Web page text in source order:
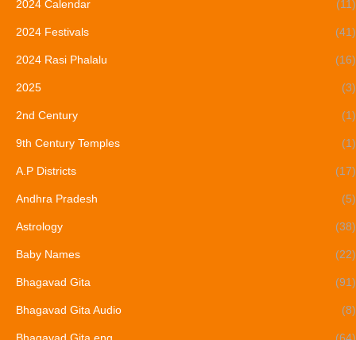
2024 Calendar (11)
2024 Festivals (41)
2024 Rasi Phalalu (16)
2025 (3)
2nd Century (1)
9th Century Temples (1)
A.P Districts (17)
Andhra Pradesh (5)
Astrology (38)
Baby Names (22)
Bhagavad Gita (91)
Bhagavad Gita Audio (8)